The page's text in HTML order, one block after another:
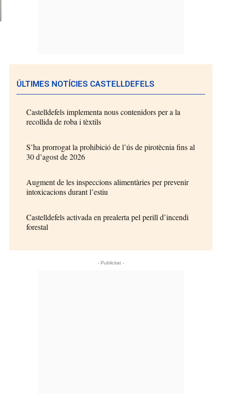
ÚLTIMES NOTÍCIES CASTELLDEFELS
Castelldefels implementa nous contenidors per a la
recollida de roba i tèxtils
S’ha prorrogat la prohibició de l’ús de pirotècnia fins al
30 d’agost de 2026
Augment de les inspeccions alimentàries per prevenir
intoxicacions durant l’estiu
Castelldefels activada en prealerta pel perill d’incendi
forestal
- Publicitat -